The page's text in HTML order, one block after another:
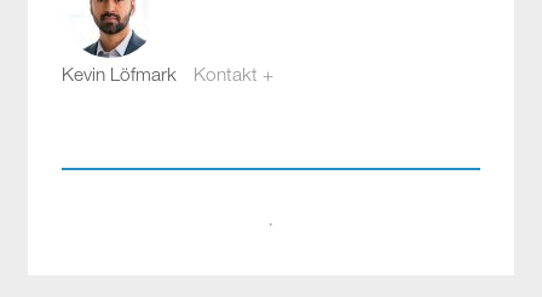
Kevin Löfmark Kontakt +
·